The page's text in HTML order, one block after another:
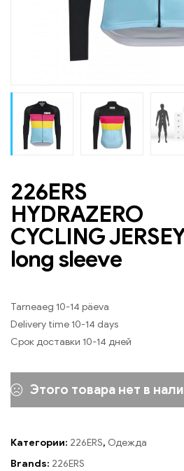
226ERS
HYDRAZERO
CYCLING
long sleeve
Tarneaeg 10-14 päeva
Delivery time 10-14 days
Срок доставки 10-14 дней
Этого товара нет в
Категории: 226ERS, Одежда
Brands: 226ERS